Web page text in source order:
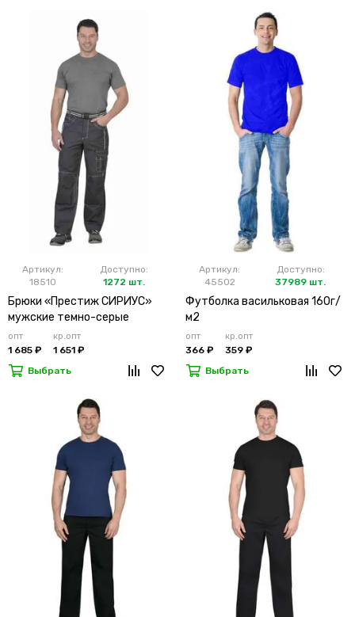
Артикул:
18510
Доступно:
1272 шт.
Брюки «Престиж СИРИУС»
мужские темно-серые
опт
1 685 ₽
кр.опт
1 651 ₽
Выбрать
Артикул:
45502
Доступно:
37989 шт.
Футболка васильковая 160г/
м2
опт
366 ₽
кр.опт
359 ₽
Выбрать